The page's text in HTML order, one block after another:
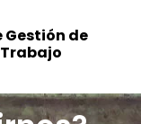
Gestión de